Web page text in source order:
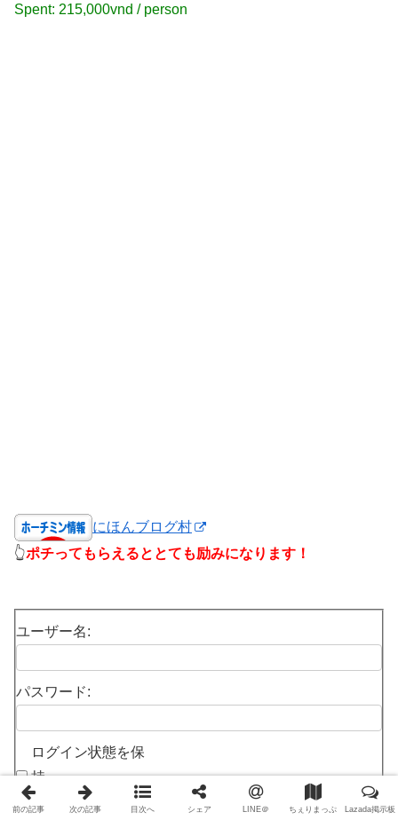
Spent: 215,000vnd / person
にほんブログ村
👆ポチってもらえるととても励みになります！
ユーザー名:
パスワード:
ログイン状態を保
持
ログイン
前の記事 次の記事 目次へ シェア LINE＠ ちぇりまっぷ Lazada掲示板